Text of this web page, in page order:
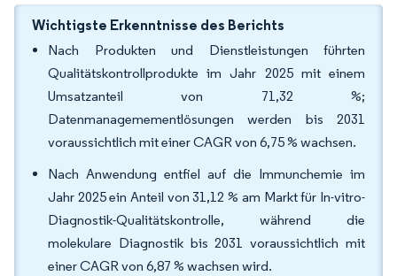
Wichtigste Erkenntnisse des Berichts
Nach Produkten und Dienstleistungen führten
Qualitätskontrollprodukte im Jahr 2025 mit einem
Umsatzanteil von 71,32 %;
Datenmanagemementlösungen werden bis 2031
voraussichtlich mit einer CAGR von 6,75 % wachsen.
Nach Anwendung entfiel auf die Immunchemie im
Jahr 2025 ein Anteil von 31,12 % am Markt für In-vitro-
Diagnostik-Qualitätskontrolle, während die
molekulare Diagnostik bis 2031 voraussichtlich mit
einer CAGR von 6,87 % wachsen wird.